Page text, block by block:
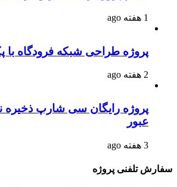
1 هفته ago
پروژه طراحی شبکه فرودگاه با
2 هفته ago
پروژه رایگان سی شارپ ذخیره
عبور
3 هفته ago
سفارش تلفنی پروژه